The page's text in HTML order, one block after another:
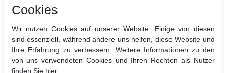
Verleiht intensiven Glanz
Bändigt Frizz und fliegende Haarezuverlässig
Leichte, nicht beschwerende Formel
Pflegt und schütztdas Haar mit hochwertigen
Inhaltsstoffen
Cookies
Wir nutzen Cookies auf unserer Website. Einige von diesen
sind essenziell, während andere uns helfen, diese Website und
Ihre Erfahrung zu verbessern. Weitere Informationen zu den
von uns verwendeten Cookies und Ihren Rechten als Nutzer
finden Sie hier: